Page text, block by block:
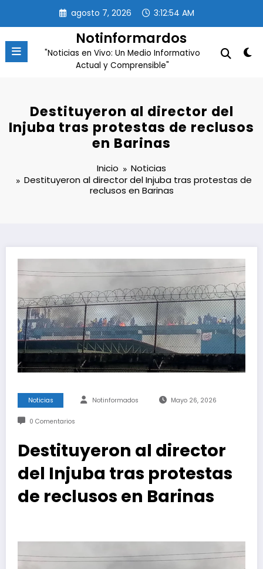
contenido
agosto 7, 2026 3:12:54 AM
Notinformardos
"Noticias en Vivo: Un Medio Informativo
Actual y Comprensible"
Destituyeron al director del
Injuba tras protestas de reclusos
en Barinas
Inicio
Noticias
Destituyeron al director del Injuba tras protestas de
reclusos en Barinas
Noticias Notinformados Mayo 26, 2026
0 Comentarios
Destituyeron al director
del Injuba tras protestas
de reclusos en Barinas